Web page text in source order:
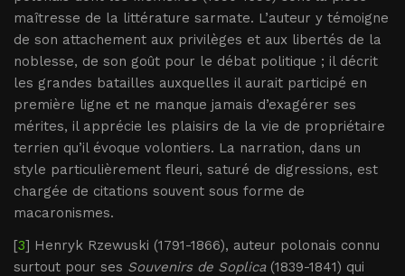
maîtresse de la littérature sarmate. L’auteur y témoigne
de son attachement aux privilèges et aux libertés de la
noblesse, de son goût pour le débat politique ; il décrit
les grandes batailles auxquelles il aurait participé en
première ligne et ne manque jamais d’exagérer ses
mérites, il apprécie les plaisirs de la vie de propriétaire
terrien qu’il évoque volontiers. La narration, dans un
style particulièrement fleuri, saturé de digressions, est
chargée de citations souvent sous forme de
macaronismes.
[3] Henryk Rzewuski (1791-1866), auteur polonais connu
surtout pour ses Souvenirs de Soplica(1839-1841) qui